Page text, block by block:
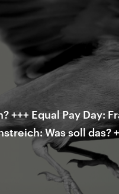
Equal Pay Day:
Was soll das?